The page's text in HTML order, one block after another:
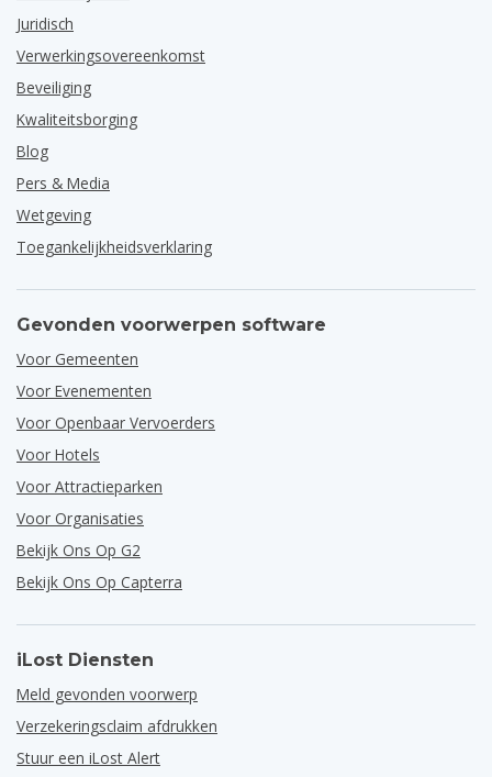
Juridisch
Verwerkingsovereenkomst
Beveiliging
Kwaliteitsborging
Blog
Pers & Media
Wetgeving
Toegankelijkheidsverklaring
Gevonden voorwerpen software
Voor Gemeenten
Voor Evenementen
Voor Openbaar Vervoerders
Voor Hotels
Voor Attractieparken
Voor Organisaties
Bekijk Ons Op G2
Bekijk Ons Op Capterra
iLost Diensten
Meld gevonden voorwerp
Verzekeringsclaim afdrukken
Stuur een iLost Alert